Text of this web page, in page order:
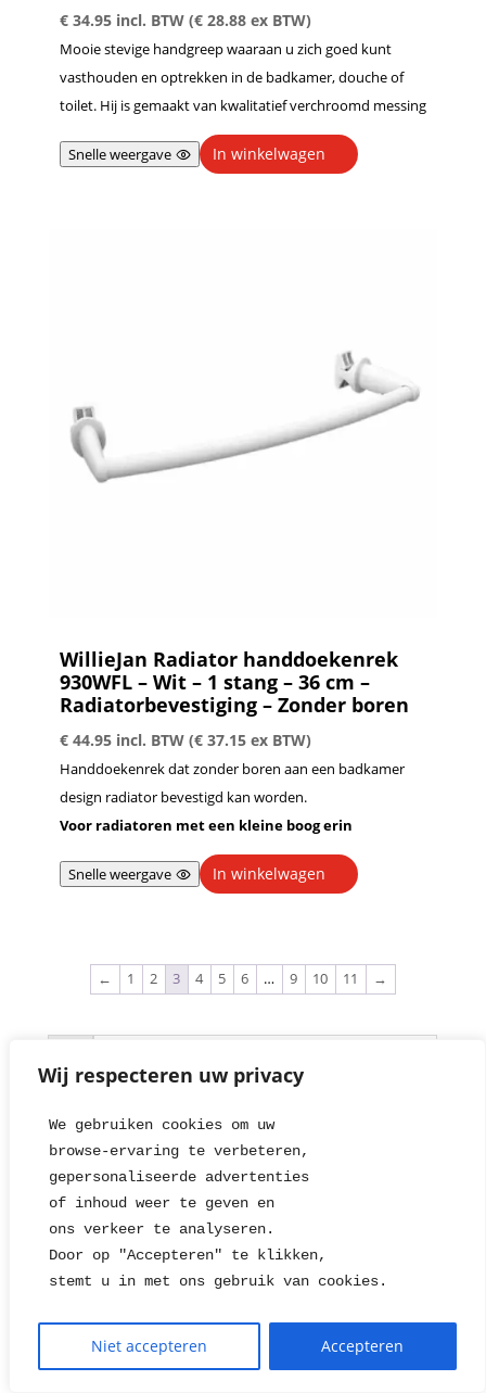
Wij respecteren uw privacy
We gebruiken cookies om uw
browse-ervaring te verbeteren,
gepersonaliseerde advertenties
of inhoud weer te geven en
ons verkeer te analyseren.
Door op "Accepteren" te klikken,
stemt u in met ons gebruik van cookies.
Niet accepteren Accepteren
€34.95 incl. BTW (€28.88ex BTW)
Mooie stevige handgreep waaraan u zich goed kunt
vasthouden en optrekken in de badkamer, douche of
toilet. Hij is gemaakt van kwalitatief verchroomd messing
Snelle weergave In winkelwagen
WillieJan Radiator handdoekenrek
930WFL – Wit – 1 stang – 36 cm –
Radiatorbevestiging – Zonder boren
€44.95 incl. BTW (€37.15ex BTW)
Handdoekenrek dat zonder boren aan een badkamer
design radiator bevestigd kan worden.
Voor radiatoren met een kleine boog erin
Snelle weergave In winkelwagen
← 1 2 3 4 5 6 … 9 10 11 →
Filter
Categorie